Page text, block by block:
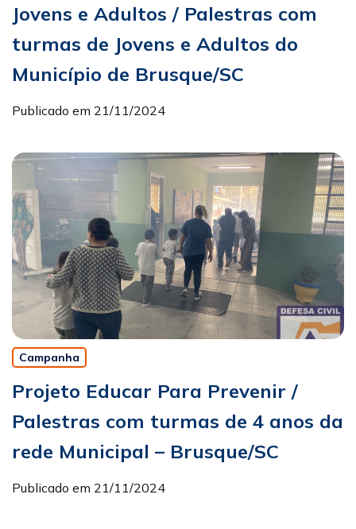
Jovens e Adultos / Palestras com
turmas de Jovens e Adultos do
Município de Brusque/SC
Publicado em 21/11/2024
Campanha
Projeto Educar Para Prevenir /
Palestras com turmas de 4 anos da
rede Municipal – Brusque/SC
Publicado em 21/11/2024